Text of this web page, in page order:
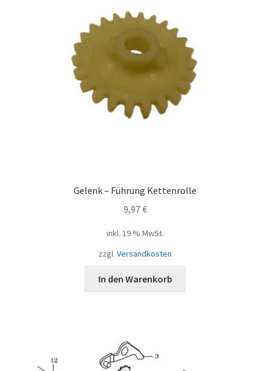
Gelenk – Führung Kettenrolle
9,97€
inkl. 19 % MwSt.
zzgl. Versandkosten
In den Warenkorb